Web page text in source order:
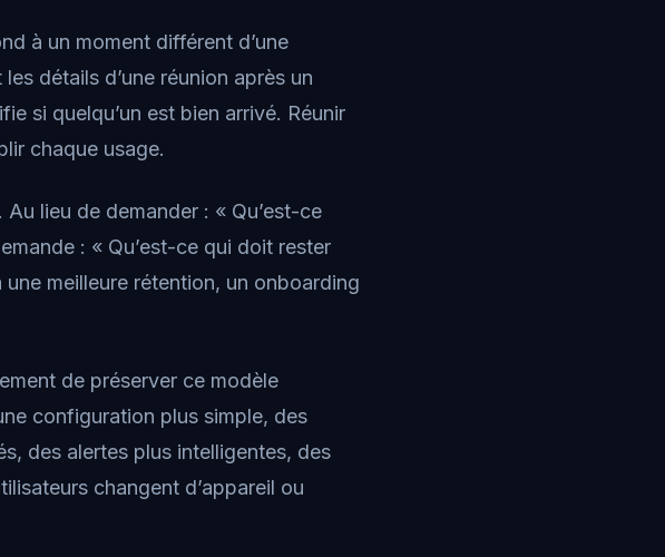
à un moment différent d’une
détails d’une réunion après un
si quelqu’un est bien arrivé. Réunir
chaque usage.
lieu de demander : « Qu’est-ce
: « Qu’est-ce qui doit rester
meilleure rétention, un onboarding
de préserver ce modèle
configuration plus simple, des
des alertes plus intelligentes, des
changent d’appareil ou